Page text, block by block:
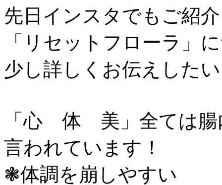
先日インスタでもご紹
「リセットフローラ
少し詳しくお伝えした
「心 体 美」全ては腸
言われています！
❃︎体調を崩しやすい